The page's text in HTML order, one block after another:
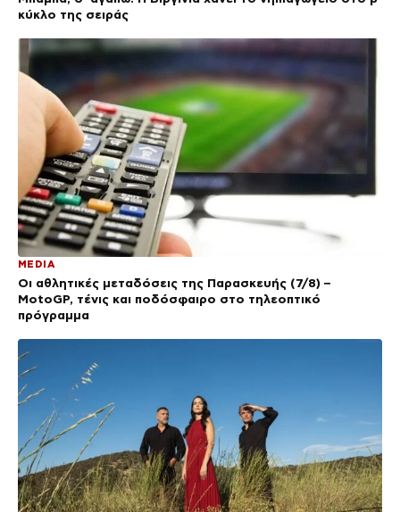
κύκλο της σειράς
MEDIA
Οι αθλητικές μεταδόσεις της Παρασκευής (7/8) –
MotoGP, τένις και ποδόσφαιρο στο τηλεοπτικό
πρόγραμμα